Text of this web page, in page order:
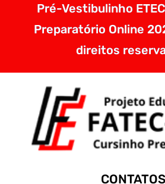
Pré-Vestibulinho
Preparatório Online
direitos
CONTATOS